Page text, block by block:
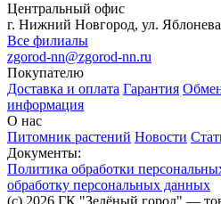
Центральный офис
г. Нижний Новгород, ул.
Все филиалы
zgorod-nn@zgorod-nn.ru
Покупателю
Доставка и оплата Гарантия
информация
О нас
Питомник растений Новости
Документы:
Политика обработки
обработку персональных данных